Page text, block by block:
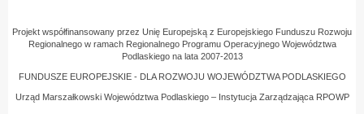
Projekt współfinansowany przez Unię Europejską z Europejskiego Funduszu Rozwoju
Regionalnego w ramach Regionalnego Programu Operacyjnego Województwa
Podlaskiego na lata 2007-2013
FUNDUSZE EUROPEJSKIE - DLA ROZWOJU WOJEWÓDZTWA PODLASKIEGO
Urząd Marszałkowski Województwa Podlaskiego – Instytucja Zarządzająca RPOWP